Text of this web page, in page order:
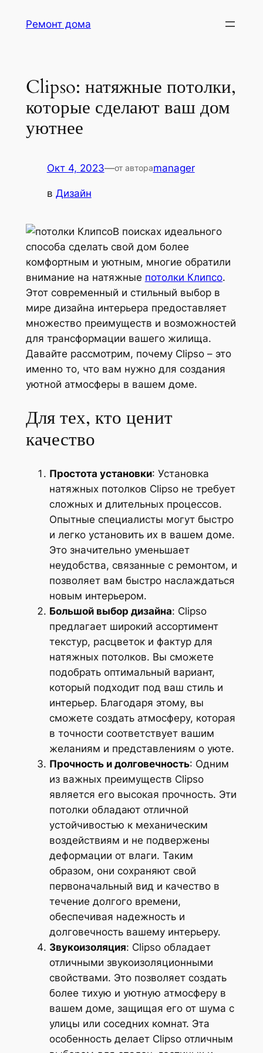
Ремонт дома
Clipso: натяжные потолки,
которые сделают ваш дом
уютнее
Окт 4, 2023—от автораmanager
в Дизайн
В поисках идеального
способа сделать свой дом более
комфортным и уютным, многие обратили
внимание на натяжные потолки Клипсо.
Этот современный и стильный выбор в
мире дизайна интерьера предоставляет
множество преимуществ и возможностей
для трансформации вашего жилища.
Давайте рассмотрим, почему Clipso – это
именно то, что вам нужно для создания
уютной атмосферы в вашем доме.
Для тех, кто ценит
качество
Простота установки: Установка
натяжных потолков Clipso не требует
сложных и длительных процессов.
Опытные специалисты могут быстро
и легко установить их в вашем доме.
Это значительно уменьшает
неудобства, связанные с ремонтом, и
позволяет вам быстро наслаждаться
новым интерьером.
Большой выбор дизайна: Clipso
предлагает широкий ассортимент
текстур, расцветок и фактур для
натяжных потолков. Вы сможете
подобрать оптимальный вариант,
который подходит под ваш стиль и
интерьер. Благодаря этому, вы
сможете создать атмосферу, которая
в точности соответствует вашим
желаниям и представлениям о уюте.
Прочность и долговечность: Одним
из важных преимуществ Clipso
является его высокая прочность. Эти
потолки обладают отличной
устойчивостью к механическим
воздействиям и не подвержены
деформации от влаги. Таким
образом, они сохраняют свой
первоначальный вид и качество в
течение долгого времени,
обеспечивая надежность и
долговечность вашему интерьеру.
Звукоизоляция: Clipso обладает
отличными звукоизоляционными
свойствами. Это позволяет создать
более тихую и уютную атмосферу в
вашем доме, защищая его от шума с
улицы или соседних комнат. Эта
особенность делает Clipso отличным